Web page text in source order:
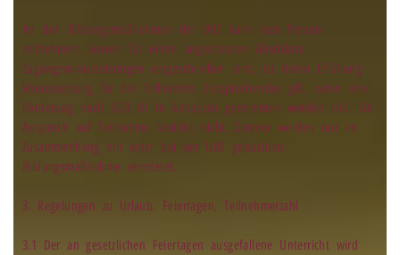
An den Bildungsmaßnahmen der UdE kann jede Person
teilnehmen. Soweit für einen angestrebten Abschluss
Zugangsvoraussetzungen vorgeschrieben sind, ist deren Erfüllung
Voraussetzung für die Teilnahme. Entsprechendes gilt, wenn eine
Förderung nach SGB III in Anspruch genommen werden soll. Ein
Anspruch auf Teilnahme besteht nicht. Zimmer werden nur im
Zusammenhang mit einer bei der UdE gebuchten
Bildungsmaßnahme vermietet.
3. Regelungen zu Urlaub, Feiertagen, Teilnehmerzahl
3.1 Der an gesetzlichen Feiertagen ausgefallene Unterricht wird